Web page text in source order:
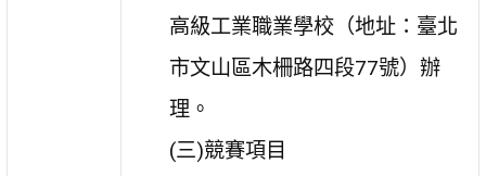
高級工業職業學校（地址：臺北
市文山區木柵路四段77號）辦
理。
(三)競賽項目